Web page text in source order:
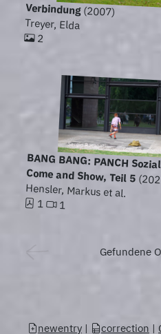
Verbindung(2007)
Treyer, Elda
2
BANG BANG: PANCH
Come and Show, Teil 5
Hensler, Markus et al.
1 1
Gefundene
newentry | correction |